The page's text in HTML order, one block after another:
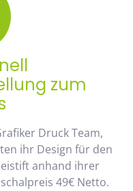
zum
Druck Team,
ihr Design für den
anhand ihrer
49€ Netto.